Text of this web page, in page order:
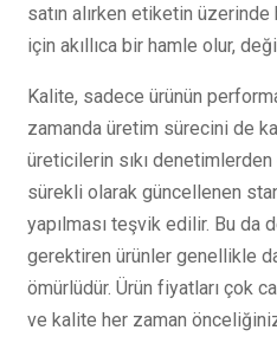
satın alırken etiketin
için akıllıca bir hamle olur,
Kalite, sadece ürünün
zamanda üretim sürecini de
üreticilerin sıkı
sürekli olarak güncellenen
yapılması teşvik edilir. Bu da
gerektiren ürünler genellikle
ömürlüdür. Ürün fiyatları çok
ve kalite her zaman